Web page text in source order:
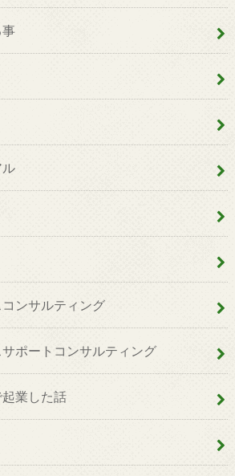
ンサルティング
ポートコンサルティング
業した話